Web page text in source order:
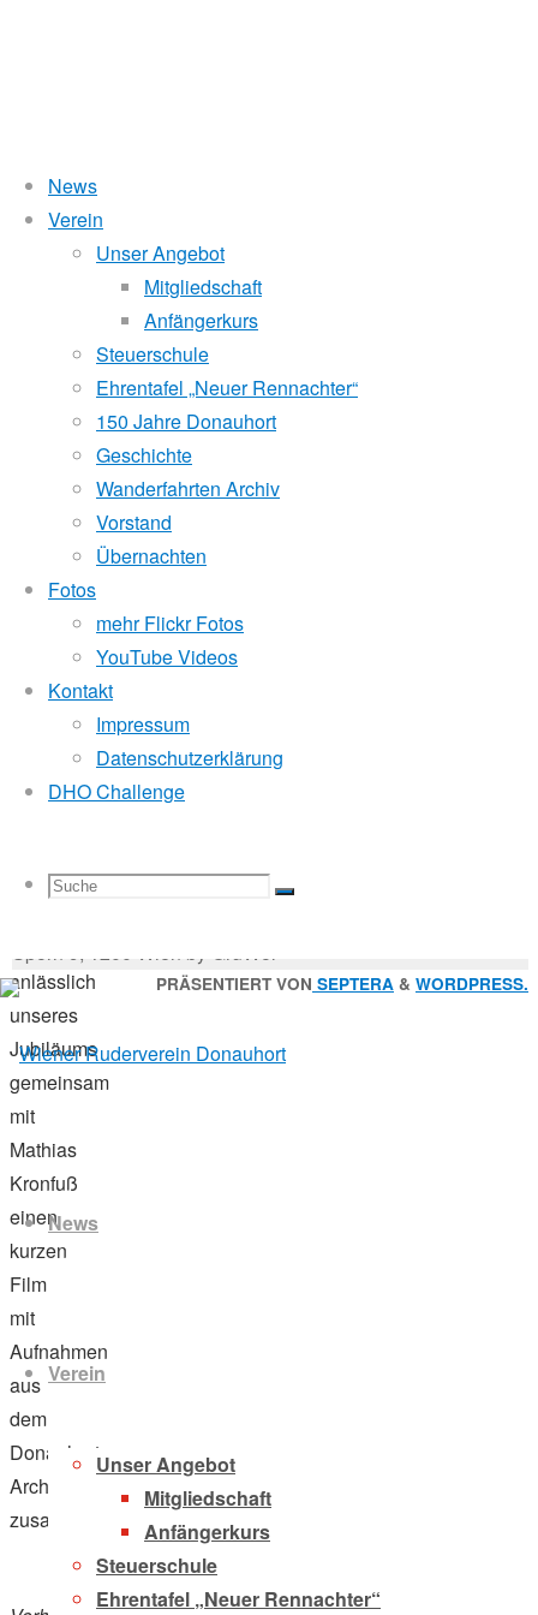
News
Verein
Unser Angebot
Mitgliedschaft
Anfängerkurs
Steuerschule
Ehrentafel „Neuer Rennachter“
150 Jahre Donauhort
Geschichte
Wanderfahrten Archiv
Vorstand
Übernachten
Fotos
mehr Flickr Fotos
YouTube Videos
Kontakt
Impressum
Datenschutzerklärung
DHO Challenge
Suche
Suchen
Suche
Zum
Inhalt
springenNews
Verein
Unser Angebot
Mitgliedschaft
Anfängerkurs
Steuerschule
Ehrentafel „Neuer Rennachter“
Filmclip
unserem
150er
2017
Oktober
2017
anlässlich
unseres
Jubiläums
gemeinsam
mit
Mathias
Kronfuß
einen
kurzen
Film
mit
Aufnahmen
aus
dem
Donauhort-
Archiv
zusammengeschnitten:
Wasserstand Donau
Liegt der Wasserstand in Korneuburg (KORN)
beim Donauhort nicht gerudert.
Pegelstände (DoRIS)
Seichtstellen
Schleusenstatus
Windfinder Kuchelauer Hafen
Mitglied der
Godfrey Donauhort Club Kit
Sternfahrten Archiv
Ruderlinks-
Impressum-
nach:
Sporn 9, 1200 Wien by GruWol
PRÄSENTIERT VON SEPTERA & WORDPRESS.
Zurück
nach
oben